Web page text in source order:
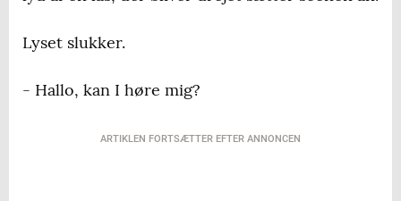
Lyset slukker.
- Hallo, kan I høre mig?
ARTIKLEN FORTSÆTTER EFTER ANNONCEN